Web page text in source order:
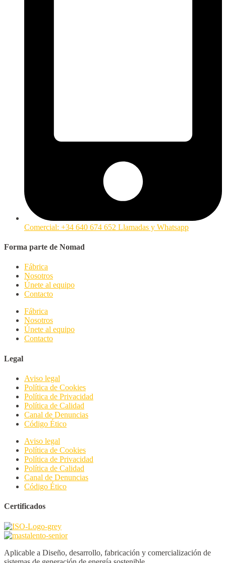
Comercial: +34 640 674 652 Llamadas y Whatsapp
Forma parte de Nomad
Fábrica
Nosotros
Únete al equipo
Contacto
Fábrica
Nosotros
Únete al equipo
Contacto
Legal
Aviso legal
Política de Cookies
Política de Privacidad
Política de Calidad
Canal de Denuncias
Código Ético
Aviso legal
Política de Cookies
Política de Privacidad
Política de Calidad
Canal de Denuncias
Código Ético
Certificados
Aplicable a Diseño, desarrollo, fabricación y comercialización de